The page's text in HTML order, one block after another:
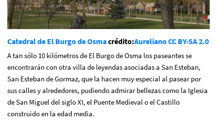
Catedral de El Burgo de Osmacrédito:AurelianoCC BY-SA 2.0
A tan sólo 10 kilómetros de El Burgo de Osma los paseantes se
encontrarán con otra villa de leyendas asociadas a San Esteban,
San Esteban de Gormaz, que la hacen muy especial al pasear por
sus calles y alrededores, pudiendo admirar bellezas como la Iglesia
de San Miguel del siglo XI, el Puente Medieval o el Castillo
construido en la edad media.